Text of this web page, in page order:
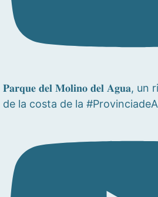
𝐏𝐚𝐫𝐪𝐮𝐞 𝐝𝐞𝐥 𝐌𝐨𝐥𝐢𝐧𝐨 𝐝𝐞𝐥 𝐀𝐠𝐮𝐚,
de la costa de la